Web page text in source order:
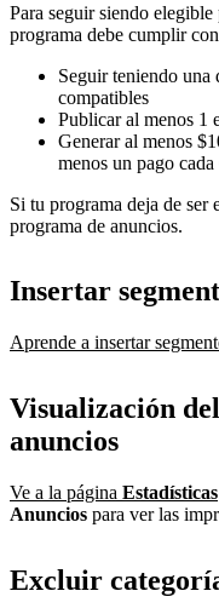
Para seguir siendo
programa debe cumplir
Seguir teniendo una
compatibles
Publicar al menos 1
Generar al menos
menos un pago cada
Si tu programa deja de ser
programa de anuncios.
Insertar
Aprende a insertar
Visualización
anuncios
Ve a la página Estadísticas
Anuncios para ver las
Excluir